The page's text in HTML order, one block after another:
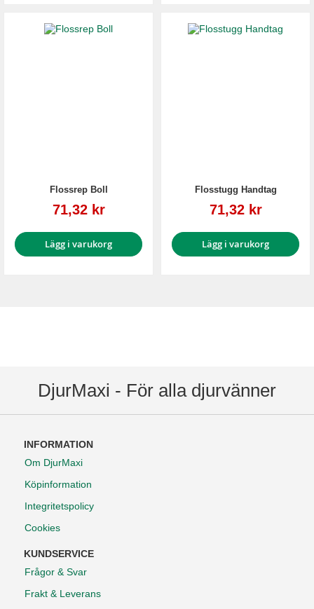
Flossrep Boll
Reapris
71,32 kr
Lägg i varukorg
Flosstugg Handtag
Reapris
71,32 kr
Lägg i varukorg
DjurMaxi - För alla djurvänner
INFORMATION
Om DjurMaxi
Köpinformation
Integritetspolicy
Cookies
KUNDSERVICE
Frågor & Svar
Frakt & Leverans